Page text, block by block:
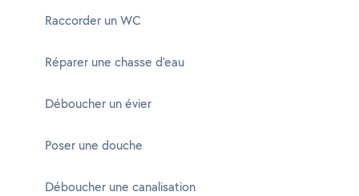
Raccorder un WC
Réparer une chasse d'eau
Déboucher un évier
Poser une douche
Déboucher une canalisation